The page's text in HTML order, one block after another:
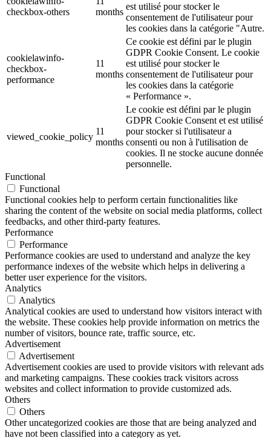
checkbox-others
months
est utilisé pour stocker le
consentement de l'utilisateur pour
les cookies dans la catégorie "Autre.
cookielawinfo-
checkbox-
performance
11
months
Ce cookie est défini par le plugin
GDPR Cookie Consent. Le cookie
est utilisé pour stocker le
consentement de l'utilisateur pour
les cookies dans la catégorie
« Performance ».
viewed_cookie_policy
11
months
Le cookie est défini par le plugin
GDPR Cookie Consent et est utilisé
pour stocker si l'utilisateur a
consenti ou non à l'utilisation de
cookies. Il ne stocke aucune donnée
personnelle.
Functional
Functional
Functional cookies help to perform certain functionalities like
sharing the content of the website on social media platforms, collect
feedbacks, and other third-party features.
Performance
Performance
Performance cookies are used to understand and analyze the key
performance indexes of the website which helps in delivering a
better user experience for the visitors.
Analytics
Analytics
Analytical cookies are used to understand how visitors interact with
the website. These cookies help provide information on metrics the
number of visitors, bounce rate, traffic source, etc.
Advertisement
Advertisement
Advertisement cookies are used to provide visitors with relevant ads
and marketing campaigns. These cookies track visitors across
websites and collect information to provide customized ads.
Others
Others
Other uncategorized cookies are those that are being analyzed and
have not been classified into a category as yet.